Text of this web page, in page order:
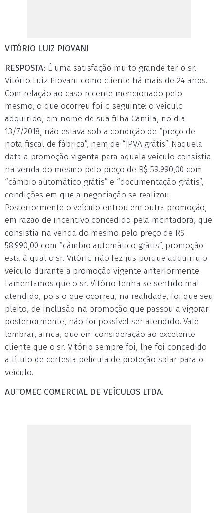
VITÓRIO LUIZ PIOVANI
RESPOSTA: É uma satisfação muito grande ter o sr.
Vitório Luiz Piovani como cliente há mais de 24 anos.
Com relação ao caso recente mencionado pelo
mesmo, o que ocorreu foi o seguinte: o veículo
adquirido, em nome de sua filha Camila, no dia
13/7/2018, não estava sob a condição de “preço de
nota fiscal de fábrica”, nem de “IPVA grátis”. Naquela
data a promoção vigente para aquele veículo consistia
na venda do mesmo pelo preço de R$ 59.990,00 com
“câmbio automático grátis” e “documentação grátis”,
condições em que a negociação se realizou.
Posteriormente o veículo entrou em outra promoção,
em razão de incentivo concedido pela montadora, que
consistia na venda do mesmo pelo preço de R$
58.990,00 com “câmbio automático grátis”, promoção
esta à qual o sr. Vitório não fez jus porque adquiriu o
veículo durante a promoção vigente anteriormente.
Lamentamos que o sr. Vitório tenha se sentido mal
atendido, pois o que ocorreu, na realidade, foi que seu
pleito, de inclusão na promoção que passou a vigorar
posteriormente, não foi possível ser atendido. Vale
lembrar, ainda, que em consideração ao excelente
cliente que o sr. Vitório sempre foi, lhe foi concedido
a título de cortesia película de proteção solar para o
veículo.
AUTOMEC COMERCIAL DE VEÍCULOS LTDA.